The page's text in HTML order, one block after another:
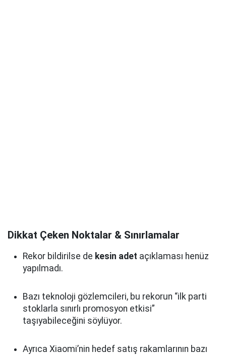
Dikkat Çeken Noktalar & Sınırlamalar
Rekor bildirilse de kesin adet açıklaması henüz
yapılmadı.
Bazı teknoloji gözlemcileri, bu rekorun “ilk parti
stoklarla sınırlı promosyon etkisi”
taşıyabileceğini söylüyor.
Ayrıca Xiaomi’nin hedef satış rakamlarının bazı